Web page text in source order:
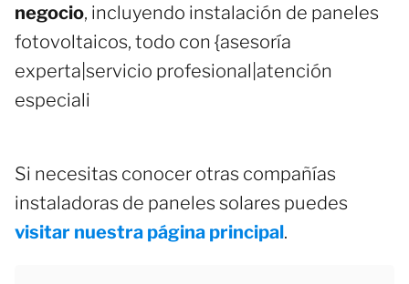
negocio, incluyendo instalación de paneles
fotovoltaicos, todo con {asesoría
experta|servicio profesional|atención
especiali
Si necesitas conocer otras compañías
instaladoras de paneles solares puedes
visitar nuestra página principal.